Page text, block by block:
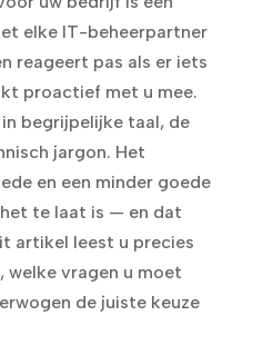
elke IT-beheerpartner
reageert pas als er iets
proactief met u mee.
begrijpelijke taal, de
jargon. Het
en een minder goede
te laat is — en dat
artikel leest u precies
vragen u moet
de juiste keuze